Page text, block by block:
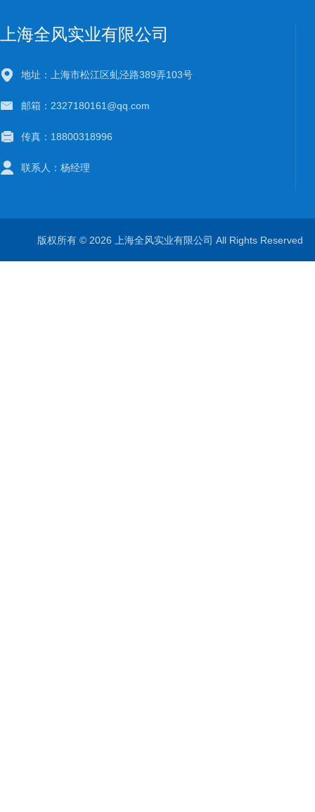
上海全风实业有限公司
地址：上海市松江区虬泾路389弄103号
邮箱：2327180161@qq.com
传真：18800318996
联系人：杨经理
版权所有 © 2026 上海全风实业有限公司 All Rights